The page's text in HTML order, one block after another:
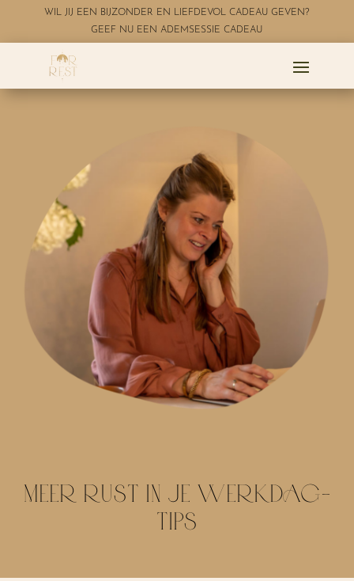
WIL JIJ EEN BIJZONDER EN LIEFDEVOL CADEAU GEVEN?
GEEF NU EEN ADEMSESSIE CADEAU
MEER RUST IN JE WERKDAG-
TIPS